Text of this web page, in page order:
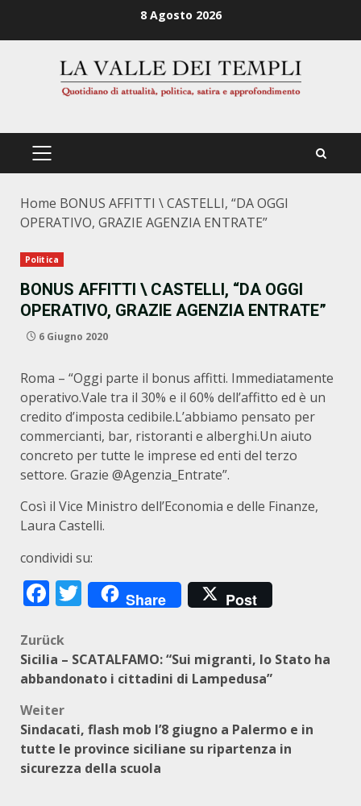
8 Agosto 2026
PRIMÄRES
Home BONUS AFFITTI \ CASTELLI, “DA OGGI
OPERATIVO, GRAZIE AGENZIA ENTRATE”
Politica
BONUS AFFITTI \ CASTELLI, “DA OGGI
OPERATIVO, GRAZIE AGENZIA ENTRATE”
6 Giugno 2020
Roma – “Oggi parte il bonus affitti. Immediatamente
operativo.Vale tra il 30% e il 60% dell’affitto ed è un
credito d’imposta cedibile.L’abbiamo pensato per
commercianti, bar, ristoranti e alberghi.Un aiuto
concreto per tutte le imprese ed enti del terzo
settore. Grazie @Agenzia_Entrate”.
Così il Vice Ministro dell’Economia e delle Finanze,
Laura Castelli.
condividi su:
Facebook
Twitter
Share Post
Beitragsnavigation
Zurück
Sicilia – SCATALFAMO: “Sui migranti, lo Stato ha
abbandonato i cittadini di Lampedusa”
Weiter
Sindacati, flash mob l’8 giugno a Palermo e in
tutte le province siciliane su ripartenza in
sicurezza della scuola